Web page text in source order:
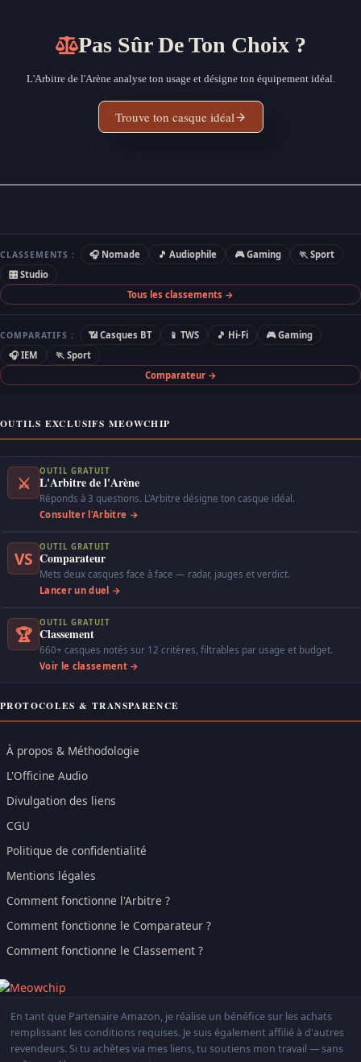
Pas Sûr De Ton Choix ?
L'Arbitre de l'Arène analyse ton usage et désigne ton équipement idéal.
Trouve ton casque idéal
CLASSEMENTS : 🎧 Nomade 🎵 Audiophile 🎮 Gaming
🏃 Sport
🎛 Studio
Tous les classements →
COMPARATIFS : 📶 Casques BT 📱 TWS 🎵 Hi-Fi
🎮 Gaming
🎧 IEM
🏃 Sport
Comparateur →
OUTILS EXCLUSIFS MEOWCHIP
⚔
OUTIL GRATUIT
L'Arbitre de l'Arène
Réponds à 3 questions. L'Arbitre désigne ton casque idéal.
Consulter l'Arbitre →
VS
OUTIL GRATUIT
Comparateur
Mets deux casques face à face — radar, jauges et verdict.
Lancer un duel →
🏆
OUTIL GRATUIT
Classement
660+ casques notés sur 12 critères, filtrables par usage et budget.
Voir le classement →
PROTOCOLES & TRANSPARENCE
À propos & Méthodologie
L'Officine Audio
Divulgation des liens
CGU
Politique de confidentialité
Mentions légales
Comment fonctionne l'Arbitre ?
Comment fonctionne le Comparateur ?
Comment fonctionne le Classement ?
En tant que Partenaire Amazon, je réalise un bénéfice sur les achats
remplissant les conditions requises. Je suis également affilié à d'autres
revendeurs. Si tu achètes via mes liens, tu soutiens mon travail — sans